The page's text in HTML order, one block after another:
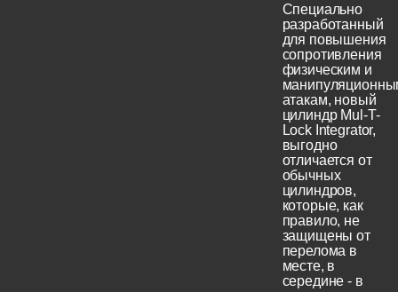
Специально
разработанный
для повышения
сопротивления
физическим и
атакам, новый
цилиндр Mul-T-
Lock Integrator,
выгодно
отличается от
обычных
цилиндров,
которые, как
правило, не
защищены от
перелома в
месте, в
середине - в